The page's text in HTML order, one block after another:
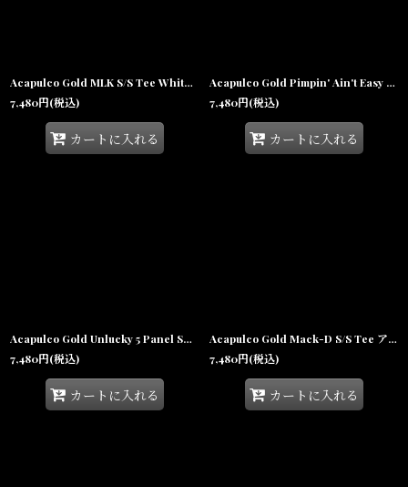
Acapulco Gold MLK S/S Tee White アカプルコゴールド キング牧師 半袖 Tシャツ グラフィック 沖縄 ストリートファッション
7,480円(税込)
カートに入れる
Acapulco Gold Pimpin' Ain't Easy S/S Tee White アカプルコゴールド ピンプ 半袖 Tシャツ バラ グラフィック 沖縄 ストリートファッション
7,480円(税込)
カートに入れる
Acapulco Gold Unlucky 5 Panel Snapback Black アカプルコゴールド アンラッキー 5パネル スナップバック ナイロンキャップ 帽子
7,480円(税込)
カートに入れる
Acapulco Gold Mack-D S/S Tee アカプルコゴールド マックD 半袖 Tシャツ 沖縄 ストリートファッション
7,480円(税込)
カートに入れる